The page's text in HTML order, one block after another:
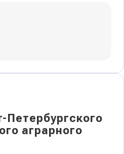
аграрного